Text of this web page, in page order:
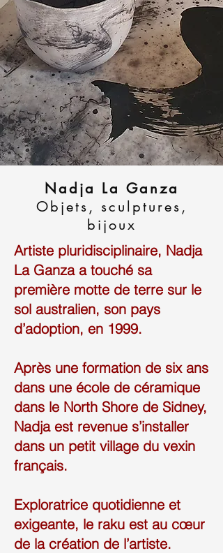
Nadja La Ganza
Objets, sculptures,
bijoux
Artiste pluridisciplinaire, Nadja
La Ganza a touché sa
première motte de terre sur le
sol australien, son pays
d’adoption, en 1999.
Après une formation de six ans
dans une école de céramique
dans le North Shore de Sidney,
Nadja est revenue s’installer
dans un petit village du vexin
français.
Exploratrice quotidienne et
exigeante, le raku est au cœur
de la création de l’artiste.